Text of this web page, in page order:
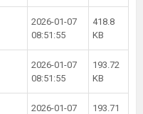
2026-01-07
08:51:55
418.8
KB
2026-01-07
08:51:55
193.72
KB
2026-01-07
193.71